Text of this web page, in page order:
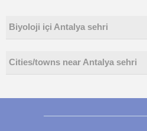
Biyoloji içi Antalya sehri
Cities/towns near Antalya sehri